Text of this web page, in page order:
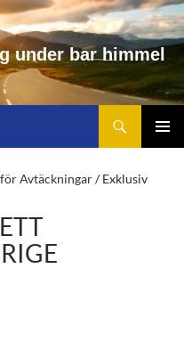
g under bar himme
himmel
Avtäckningar/ Exklusiv